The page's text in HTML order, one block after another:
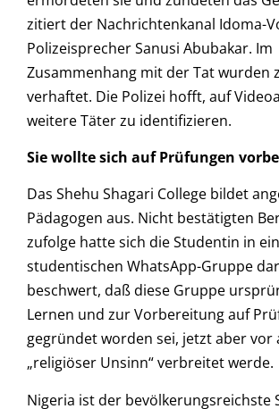
zitiert der Nachrichtenkanal Idoma-
Polizeisprecher Sanusi Abubakar. Im
Zusammenhang mit der Tat wurden
verhaftet. Die Polizei hofft, auf
weitere Täter zu identifizieren.
Sie wollte sich auf Prüfungen
Das Shehu Shagari College bildet
Pädagogen aus. Nicht bestätigten
zufolge hatte sich die Studentin in
studentischen WhatsApp-Gruppe
beschwert, daß diese Gruppe
Lernen und zur Vorbereitung auf
gegründet worden sei, jetzt aber vor
„religiöser Unsinn“ verbreitet werde.
Nigeria ist der bevölkerungsreichste